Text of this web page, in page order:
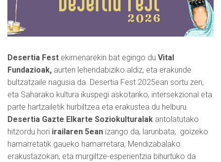
Desertia Fest ekimenarekin bat egingo du Vital
Fundazioak, aurten lehendabiziko aldiz, eta erakunde
bultzatzaile nagusia da. Desertia Fest 2025ean sortu zen,
eta Saharako kultura ikuspegi askotariko, intersekzional eta
parte hartzailetik hurbiltzea eta erakustea du helburu.
Desertia Gazte Elkarte Soziokulturalak antolatutako
hitzordu hori irailaren 5ean izango da, larunbata, goizeko
hamarretatik gaueko hamarretara, Mendizabalako
erakustazokan, eta murgiltze-esperientzia bihurtuko da